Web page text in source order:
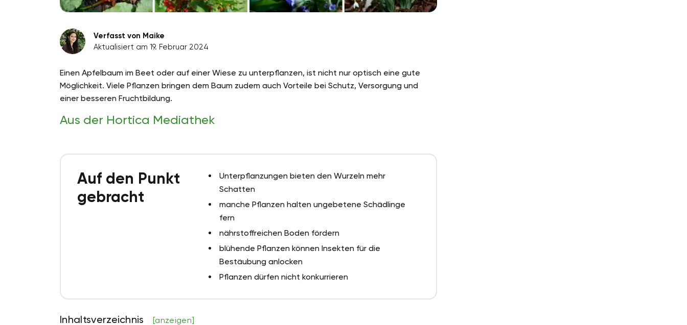
Verfasst von Maike
Aktualisiert am 19. Februar 2024
Einen Apfelbaum im Beet oder auf einer Wiese zu unterpflanzen, ist nicht nur optisch eine gute
Möglichkeit. Viele Pflanzen bringen dem Baum zudem auch Vorteile bei Schutz, Versorgung und
einer besseren Fruchtbildung.
Aus der Hortica Mediathek
Auf den Punkt
gebracht
Unterpflanzungen bieten den Wurzeln mehr
Schatten
manche Pflanzen halten ungebetene Schädlinge
fern
nährstoffreichen Boden fördern
blühende Pflanzen können Insekten für die
Bestäubung anlocken
Pflanzen dürfen nicht konkurrieren
Inhaltsverzeichnis [anzeigen]